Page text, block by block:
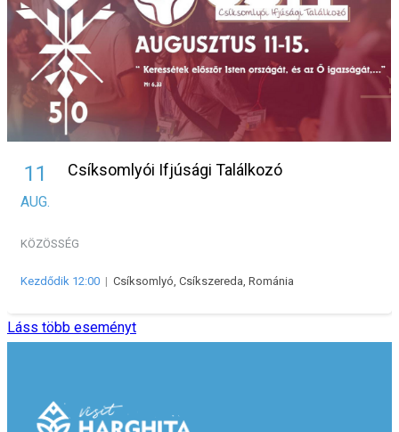
11
AUG.
Csíksomlyói Ifjúsági Találkozó
KÖZÖSSÉG
Kezdődik 12:00 | Csíksomlyó, Csíkszereda, Románia
Láss több eseményt